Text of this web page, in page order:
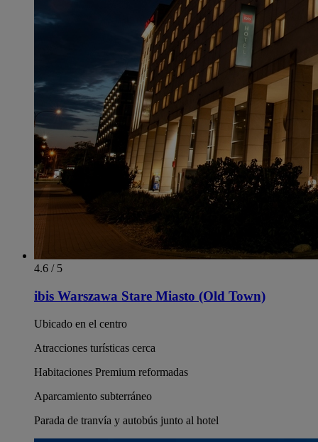
4.6 / 5
ibis Warszawa Stare Miasto (Old Town)
Ubicado en el centro
Atracciones turísticas cerca
Habitaciones Premium reformadas
Aparcamiento subterráneo
Parada de tranvía y autobús junto al hotel